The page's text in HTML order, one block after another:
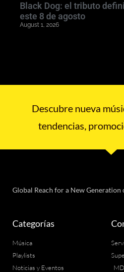
Black Dog: el tributo
este 8 de agosto
August 1, 2026
Descubre nueva
tendencias,
Global Reach for a New Generation
Categorías
Música
Playlists
Noticias y Eventos